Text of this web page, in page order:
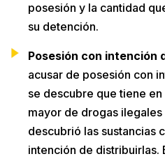
posesión y la cantidad
su detención.
Posesión con intención
acusar de posesión con
se descubre que tiene
mayor de drogas
descubrió las sustancias
intención de distribuirlas.